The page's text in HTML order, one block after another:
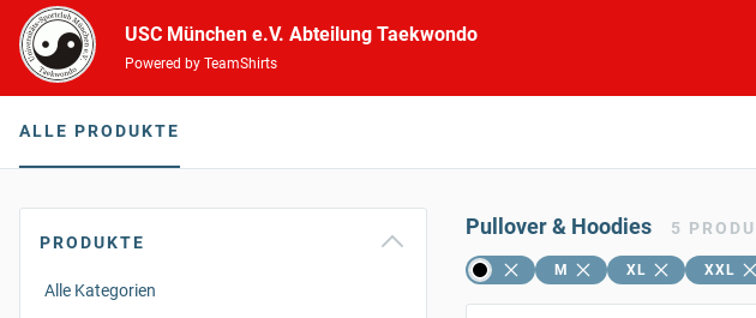
USC München e.V. Abteilung Taekwondo
Powered by TeamShirts
ALLE PRODUKTE
PRODUKTE
Alle Kategorien
Pullover & Hoodies 5
M XL XXL